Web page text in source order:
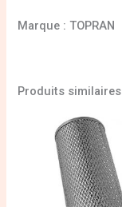
Marque : TOPRAN
Produits similaires